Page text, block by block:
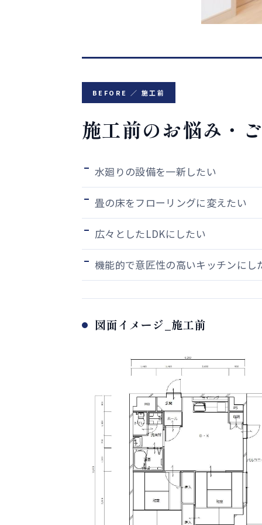
BEFORE ／ 施工前
施工前のお悩み・
水廻りの設備を一新したい
畳の床をフローリングに変えたい
広々としたLDKにしたい
機能的で意匠性の高いキッチンにし
図面イメージ_施工前